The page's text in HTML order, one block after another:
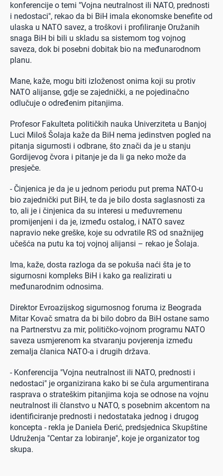
konferencije o temi "Vojna neutralnost ili NATO, prednosti
i nedostaci", rekao da bi BiH imala ekonomske benefite od
ulaska u NATO savez, a troškovi i profiliranje Oružanih
snaga BiH bi bili u skladu sa sistemom tog vojnog
saveza, dok bi posebni dobitak bio na međunarodnom
planu.
Mane, kaže, mogu biti izloženost onima koji su protiv
NATO alijanse, gdje se zajednički, a ne pojedinačno
odlučuje o određenim pitanjima.
Profesor Fakulteta političkih nauka Univerziteta u Banjoj
Luci Miloš Šolaja kaže da BiH nema jedinstven pogled na
pitanja sigurnosti i odbrane, što znači da je u stanju
Gordijevog čvora i pitanje je da li ga neko može da
presječe.
- Činjenica je da je u jednom periodu put prema NATO-u
bio zajednički put BiH, te da je bilo dosta saglasnosti za
to, ali je i činjenica da su interesi u međuvremenu
promijenjeni i da je, između ostalog, i NATO savez
napravio neke greške, koje su odvratile RS od snažnijeg
učešća na putu ka toj vojnoj alijansi – rekao je Šolaja.
Ima, kaže, dosta razloga da se pokuša naći šta je to
sigurnosni kompleks BiH i kako ga realizirati u
međunarodnim odnosima.
Direktor Evroazijskog sigurnosnog foruma iz Beograda
Mitar Kovač smatra da bi bilo dobro da BiH ostane samo
na Partnerstvu za mir, političko-vojnom programu NATO
saveza usmjerenom ka stvaranju povjerenja između
zemalja članica NATO-a i drugih država.
- Konferencija "Vojna neutralnost ili NATO, prednosti i
nedostaci" je organizirana kako bi se čula argumentirana
rasprava o strateškim pitanjima koja se odnose na vojnu
neutralnost ili članstvo u NATO, s posebnim akcentom na
identificiranje prednosti i nedostataka jednog i drugog
koncepta - rekla je Daniela Đerić, predsjednica Skupštine
Udruženja "Centar za lobiranje", koje je organizator tog
skupa.